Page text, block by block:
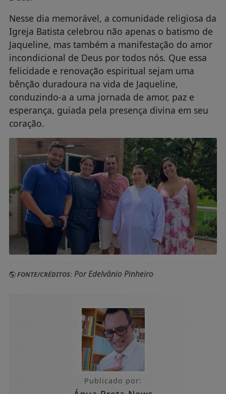
Nesse dia memorável, a comunidade religiosa da
Igreja Batista celebrou não apenas o batismo de
Jaqueline, mas também a manifestação do amor
incondicional de Deus por todos nós. Que essa
felicidade e renovação espiritual sejam uma
bênção duradoura na vida de Jaqueline,
conduzindo-a a uma jornada de amor, paz e
esperança, guiada pela presença divina em seu
coração.
FONTE/CRÉDITOS:Por Edelvânio Pinheiro
Publicado por: